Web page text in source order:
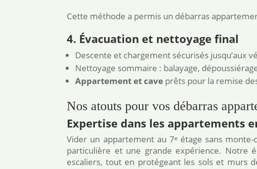
Cette méthode a permis un débarras
4. Évacuation et nettoyage final
Descente et chargement sécurisés jusqu’aux
Nettoyage sommaire : balayage,
Appartement et cave prêts pour la remise
Nos atouts pour vos débarras
Expertise dans les appartements
Vider un appartement au 7ᵉ étage sans
particulière et une grande expérience. Notre
escaliers, tout en protégeant les sols et murs